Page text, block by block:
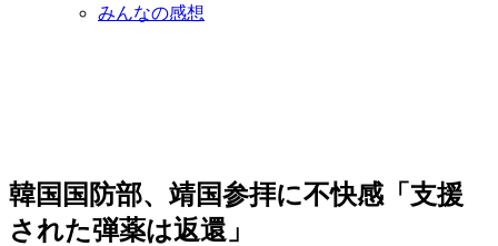
みんなの感想
韓国国防部、靖国参拝に不快感「支援
された弾薬は返還」